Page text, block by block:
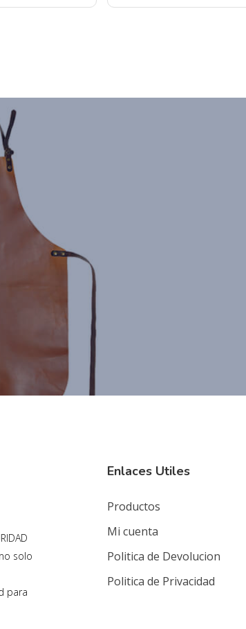
solo
para
Enlaces Utiles
Productos
Mi cuenta
Politica de Devolucion
Politica de Privacidad